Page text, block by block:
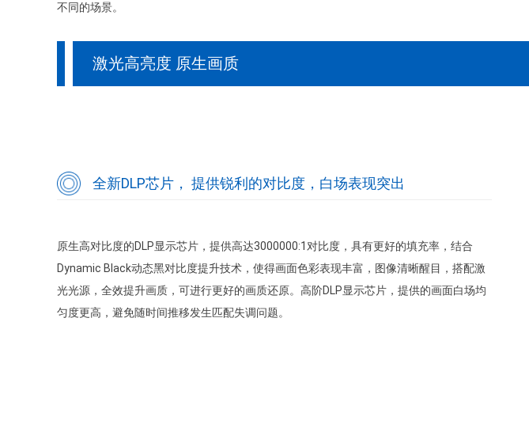
不同的场景。
激光高亮度 原生画质
全新DLP芯片， 提供锐利的对比度，白场表现突出
原生高对比度的DLP显示芯片，提供高达3000000:1对比度，具有更好的填充率，结合
Dynamic Black动态黑对比度提升技术，使得画面色彩表现丰富，图像清晰醒目，搭配激
光光源，全效提升画质，可进行更好的画质还原。高阶DLP显示芯片，提供的画面白场均
匀度更高，避免随时间推移发生匹配失调问题。